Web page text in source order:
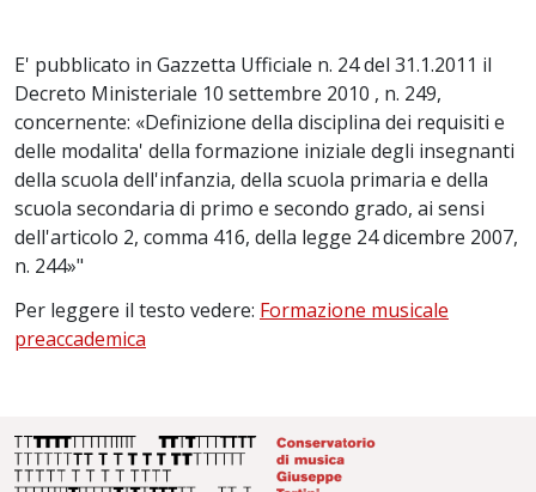
E' pubblicato in Gazzetta Ufficiale n. 24 del 31.1.2011 il
Decreto Ministeriale 10 settembre 2010 , n. 249,
concernente: «Definizione della disciplina dei requisiti e
delle modalita' della formazione iniziale degli insegnanti
della scuola dell'infanzia, della scuola primaria e della
scuola secondaria di primo e secondo grado, ai sensi
dell'articolo 2, comma 416, della legge 24 dicembre 2007,
n. 244»"
Per leggere il testo vedere: Formazione musicale
preaccademica